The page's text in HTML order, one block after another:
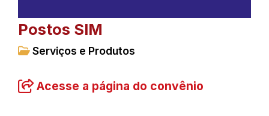
Postos SIM
Serviços e Produtos
Acesse a página do convênio